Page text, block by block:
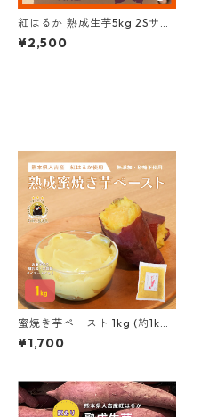
紅はるか 熟成生芋5kg 2Sサイ
ズ (約60g~100g/本)
¥2,500
蜜焼き芋ペースト 1kg (約1kg×
1袋) 熊本県人吉産
¥1,700